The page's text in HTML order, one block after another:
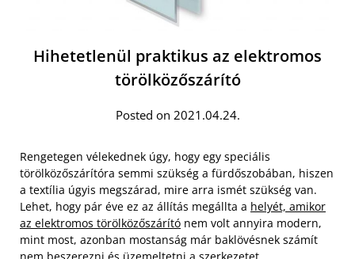
Hihetetlenül praktikus az elektromos
törölközőszárító
Posted on 2021.04.24.
Rengetegen vélekednek úgy, hogy egy speciális
törölközőszárítóra semmi szükség a fürdőszobában, hiszen
a textília úgyis megszárad, mire arra ismét szükség van.
Lehet, hogy pár éve ez az állítás megállta a helyét, amikor
az elektromos törölközőszárító nem volt annyira modern,
mint most, azonban mostanság már baklövésnek számít